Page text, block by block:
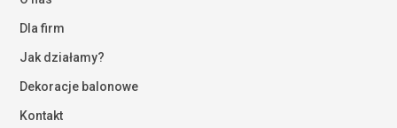
Dla firm
Jak działamy?
Dekoracje balonowe
Kontakt